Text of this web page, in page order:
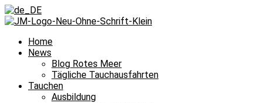
Home
News
Blog Rotes Meer
Tägliche Tauchausfahrten
Tauchen
Ausbildung